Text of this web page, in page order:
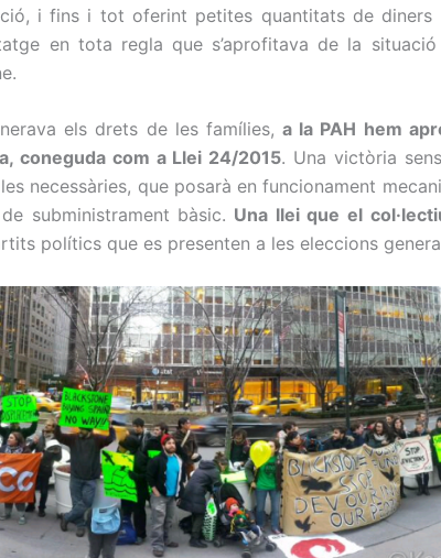
i fins i tot oferint petites quantitats de
en tota regla que s’aprofitava de la
els drets de les famílies, a la PAH hem
coneguda com a Llei 24/2015. Una victòria
necessàries, que posarà en funcionament
subministrament bàsic. Una llei que el
polítics que es presenten a les eleccions